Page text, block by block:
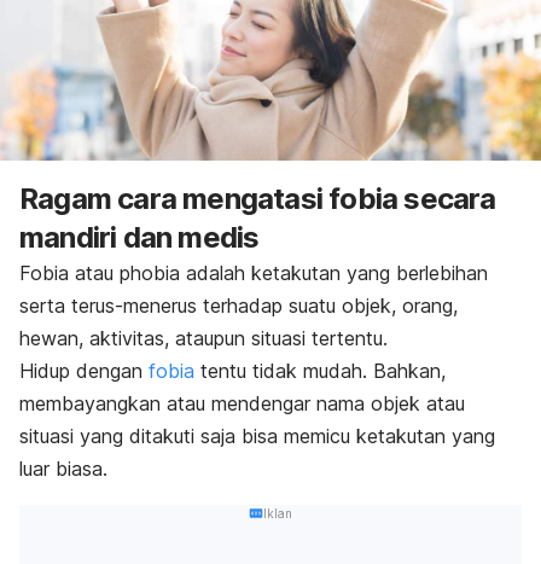
Ragam cara mengatasi fobia secara
mandiri dan medis
Fobia atau phobia adalah ketakutan yang berlebihan
serta terus-menerus terhadap suatu objek, orang,
hewan, aktivitas, ataupun situasi tertentu.
Hidup dengan fobia tentu tidak mudah. Bahkan,
membayangkan atau mendengar nama objek atau
situasi yang ditakuti saja bisa memicu ketakutan yang
luar biasa.
Iklan